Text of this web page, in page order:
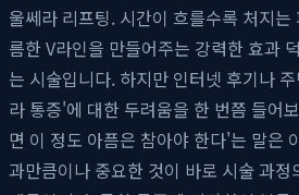
울쎄라 리프팅. 시간이 흐를수록 처지
름한 V라인을 만들어주는 강력한 효과
는 시술입니다. 하지만 인터넷 후기나
라 통증'에 대한 두려움을 한 번쯤 들어
면 이 정도 아픔은 참아야 한다'는 말은
과만큼이나 중요한 것이 바로 시술 과정